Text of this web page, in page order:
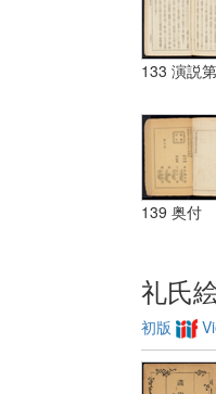
133 演説
139 奥付
礼氏
初版